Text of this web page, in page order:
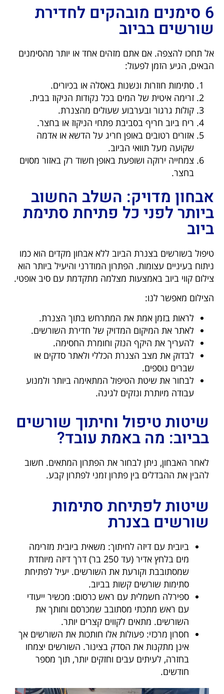
6 סימנים מובהקים לחדירת
שורשים בביוב
אל תחכו להצפה. אם אתם מזהים אחד או יותר מהסימנים
הבאים, הגיע הזמן לפעול:
סתימות חוזרות ונשנות באסלה או בכיורים.
זרימה איטית של המים בכל נקודות הניקוז בבית.
קולות גרגור ובערבוע שעולים מהצנרת.
ריח ביוב חריף בסביבת פתחי הניקוז או בחצר.
אזורים רטובים באופן חריג על הדשא או אדמה
שקועה מעל תוואי הביוב.
צמחייה ירוקה ושופעת באופן חשוד רק באזור מסוים
בחצר.
אבחון מדויק: השלב החשוב
ביותר לפני כל פתיחת סתימת
ביוב
טיפול בשורשים בצנרת הביוב ללא אבחון מקדים הוא כמו
ניתוח בעיניים עצומות. הפתרון המודרני והיעיל ביותר הוא
צילום קווי ביוב באמצעות מצלמה מתקדמת עם סיב אופטי.
הצילום מאפשר לנו:
לראות בזמן אמת את המתרחש בתוך הצנרת.
לאתר את המיקום המדויק של חדירת השורשים.
להעריך את היקף הנזק וחומרת החסימה.
לבדוק את מצב הצנרת הכללי ולאתר סדקים או
שברים נוספים.
לבחור את שיטת הטיפול המתאימה ביותר ולמנוע
עבודה מיותרת ונזקים לגינה.
שיטות טיפול וחיתוך שורשים
בביוב: מה באמת עובד?
לאחר האבחון, ניתן לבחור את הפתרון המתאים. חשוב
להבין את ההבדלים בין פתרון זמני לפתרון קבע.
שיטות לפתיחת סתימות
שורשים בצנרת
ביובית עם דיזה לחיתוך: משאית ביובית מזרימה
מים בלחץ אדיר (עד 250 בר) דרך דיזה מיוחדת
שמסתובבת וקורעת את השורשים. יעיל לפתיחת
סתימות שורשים קשות בביוב.
ספירלה חשמלית עם ראש כרסום: מכשיר ייעודי
עם ראש מתכתי מסתובב שמכרסם וחותך את
השורשים. מתאים לקווים קצרים יותר.
חסרון מרכזי: פעולות אלו חותכות את השורשים אך
אינן מתקנות את הסדק בצינור. השורשים יצמחו
בחזרה, לעיתים עבים וחזקים יותר, תוך מספר
חודשים.